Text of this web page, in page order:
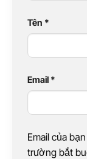
Tên *
Email *
Email của
trường bắt